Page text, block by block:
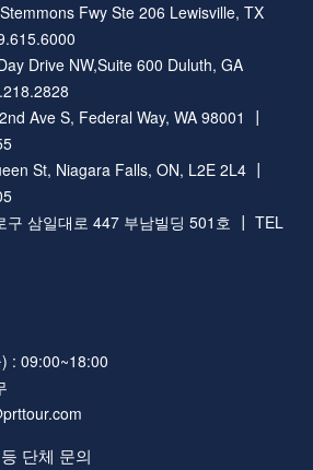
Fwy Ste 206 Lewisville, TX
Drive NW,Suite 600 Duluth, GA
Ave S, Federal Way, WA 98001 ┃
St, Niagara Falls, ON, L2E 2L4 ┃
구 삼일대로 447 부남빌딩 501호 ┃ TEL
: 09:00~18:00
단체 문의